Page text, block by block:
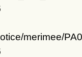
merimee/